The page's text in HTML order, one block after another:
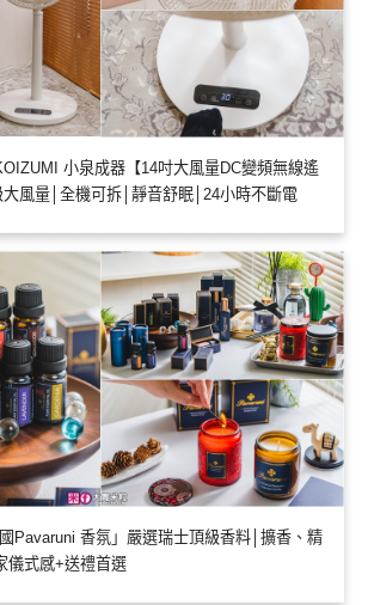
小泉成器【14吋大風量DC變頻無線遙
風量│全機可拆│靜音舒眠│24小時不斷電
Pavaruni 香氛」嚴選瑞士頂級香料│擴香、精
儀式感+送禮首選